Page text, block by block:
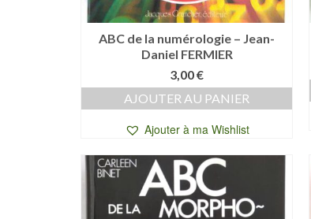
ABC de la numérologie – Jean-
Daniel FERMIER
3,00€
AJOUTER AU PANIER
Ajouter à ma Wishlist